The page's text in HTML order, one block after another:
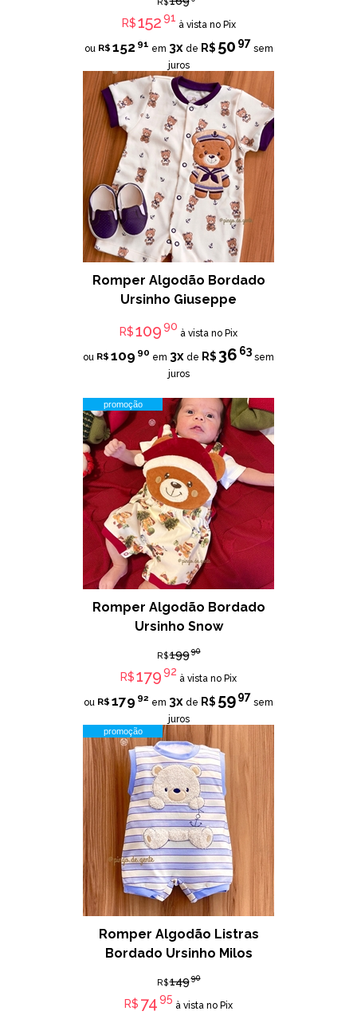
R$15291
à vista no Pix
ou R$ 152 91 em 3xde R$ 50 97
sem
juros
Romper Algodão Bordado
Ursinho Giuseppe
R$10990
à vista no Pix
ou R$ 109 90 em 3x de R$ 36 63
sem
juros
promoção
Romper Algodão Bordado
Ursinho Snow
R$19990
R$17992
à vista no Pix
ou R$ 179 92 em 3x de R$ 5997
sem
juros
promoção
Romper Algodão Listras
Bordado Ursinho Milos
R$14990
R$ 7495
à vista no Pix